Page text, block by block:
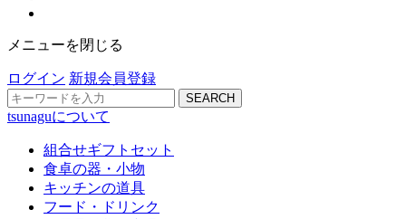
メニューを閉じる
ログイン 新規会員登録
SEARCH
tsunaguについて
組合せギフトセット
食卓の器・小物
キッチンの道具
フード・ドリンク